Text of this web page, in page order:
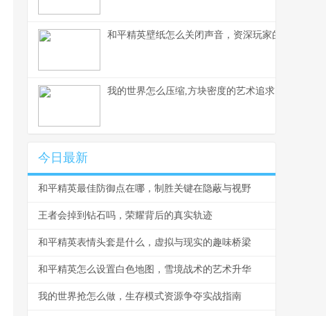
和平精英壁纸怎么关闭声音，资深玩家的静音美
我的世界怎么压缩,方块密度的艺术追求
今日最新
和平精英最佳防御点在哪，制胜关键在隐蔽与视野
王者会掉到钻石吗，荣耀背后的真实轨迹
和平精英表情头套是什么，虚拟与现实的趣味桥梁
和平精英怎么设置白色地图，雪境战术的艺术升华
我的世界抢怎么做，生存模式资源争夺实战指南